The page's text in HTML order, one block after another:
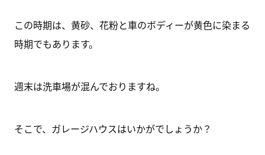
この時期は、黄砂、花粉と車のボディーが黄色に染まる
時期でもあります。
週末は洗車場が混んでおりますね。
そこで、ガレージハウスはいかがでしょうか？